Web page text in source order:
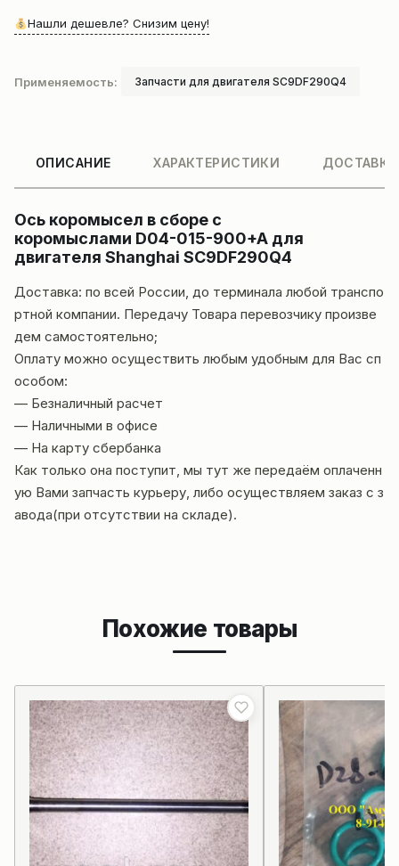
Нашли дешевле? Снизим цену!
Применяемость: Запчасти для двигателя SC9DF290Q4
ОПИСАНИЕ ХАРАКТЕРИСТИКИ
Ось коромысел в сборе с
коромыслами D04-015-900+A для
двигателя Shanghai SC9DF290Q4
Доставка: по всей России, до терминала любой транспо
ртной компании. Передачу Товара перевозчику произве
дем самостоятельно;
Оплату можно осуществить любым удобным для Вас сп
особом:
— Безналичный расчет
— Наличными в офисе
— На карту сбербанка
Как только она поступит, мы тут же передаём оплаченн
ую Вами запчасть курьеру, либо осуществляем заказ с з
авода(при отсутствии на складе).
Похожие товары